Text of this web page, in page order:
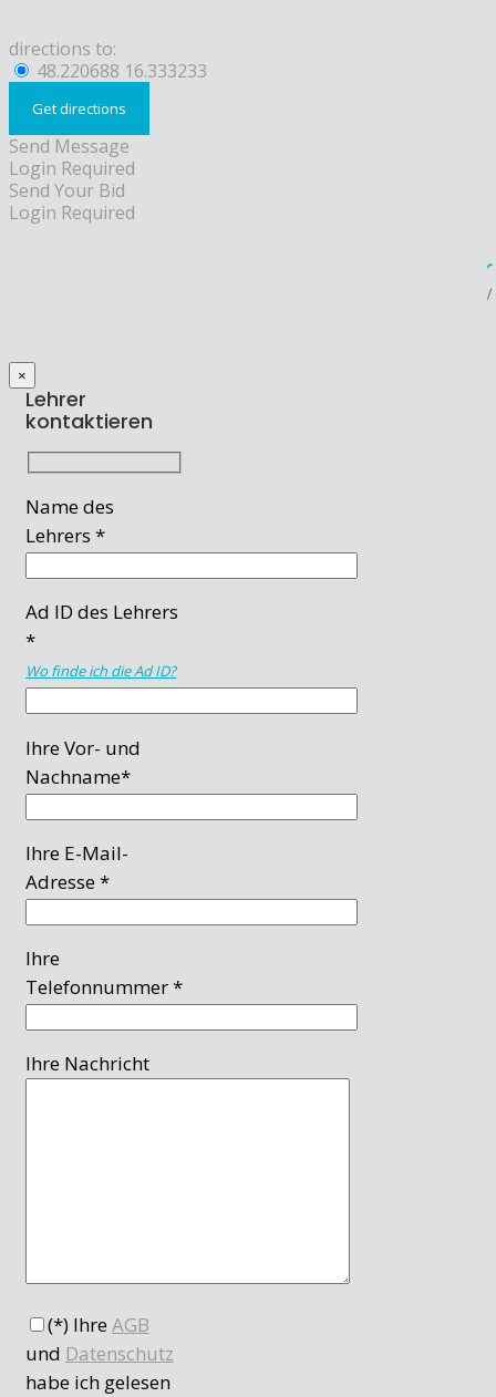
directions to:
48.220688 16.333233
Send Message
Login Required
Send Your Bid
Login Required
×
Lehrer
kontaktieren
Name des
Lehrers *
Ad ID des Lehrers
*
Wo finde ich die Ad ID?
Ihre Vor- und
Nachname*
Ihre E-Mail-
Adresse *
Ihre
Telefonnummer *
Ihre Nachricht
(*) IhreAGB
und Datenschutz
habe ich gelesen